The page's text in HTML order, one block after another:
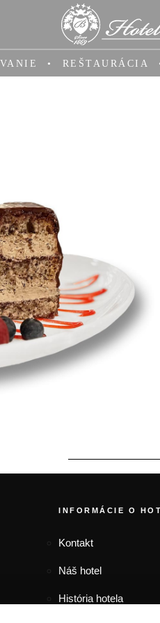
REŠTAURÁCIA
FOOTER
INFORMÁCIE O
Kontakt
Náš hotel
História hotela